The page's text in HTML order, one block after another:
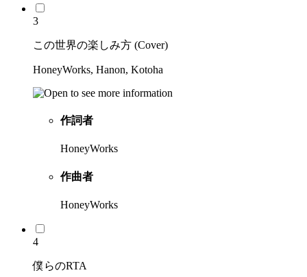
3
この世界の楽しみ方 (Cover)
HoneyWorks, Hanon, Kotoha
作詞者
HoneyWorks
作曲者
HoneyWorks
4
僕らのRTA